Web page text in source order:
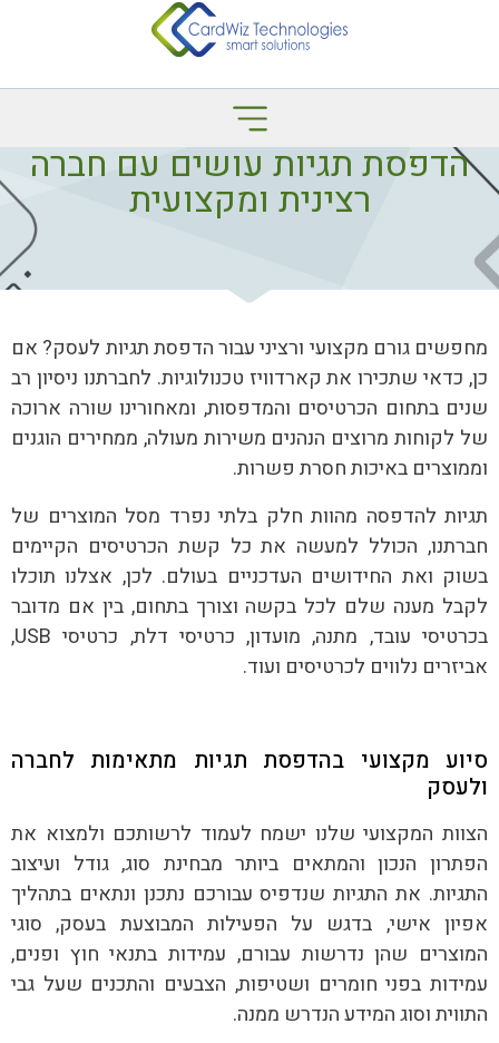
הדפסת תגיות עושים עם חברה
רצינית ומקצועית
מחפשים גורם מקצועי ורציני עבור הדפסת תגיות לעסק? אם
כן, כדאי שתכירו את קארדוויז טכנולוגיות. לחברתנו ניסיון רב
שנים בתחום הכרטיסים והמדפסות, ומאחורינו שורה ארוכה
של לקוחות מרוצים הנהנים משירות מעולה, ממחירים הוגנים
וממוצרים באיכות חסרת פשרות.
תגיות להדפסה מהוות חלק בלתי נפרד מסל המוצרים של
חברתנו, הכולל למעשה את כל קשת הכרטיסים הקיימים
בשוק ואת החידושים העדכניים בעולם. לכן, אצלנו תוכלו
לקבל מענה שלם לכל בקשה וצורך בתחום, בין אם מדובר
בכרטיסי עובד, מתנה, מועדון, כרטיסי דלת, כרטיסי USB,
אביזרים נלווים לכרטיסים ועוד.
סיוע מקצועי בהדפסת תגיות מתאימות לחברה
ולעסק
הצוות המקצועי שלנו ישמח לעמוד לרשותכם ולמצוא את
הפתרון הנכון והמתאים ביותר מבחינת סוג, גודל ועיצוב
התגיות. את התגיות שנדפיס עבורכם נתכנן ונתאים בתהליך
אפיון אישי, בדגש על הפעילות המבוצעת בעסק, סוגי
המוצרים שהן נדרשות עבורם, עמידות בתנאי חוץ ופנים,
עמידות בפני חומרים ושטיפות, הצבעים והתכנים שעל גבי
התווית וסוג המידע הנדרש ממנה.